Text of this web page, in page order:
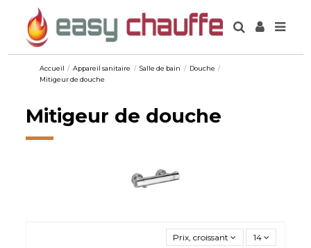
Accueil Appareil sanitaire Salle de bain
Douche
Mitigeur de douche
Mitigeur de douche
Prix, croissant 14